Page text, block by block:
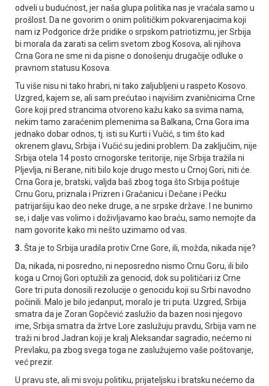
odveli u budućnost, jer naša glupa politika nas je vraćala samo u
prošlost. Da ne govorim o onim političkim pokvarenjacima koji
nam iz Podgorice drže pridike o srpskom patriotizmu, jer Srbija
bi morala da zarati sa celim svetom zbog Kosova, ali njihova
Crna Gora ne sme ni da pisne o donošenju drugačije odluke o
pravnom statusu Kosova.
Tu više nisu ni tako hrabri, ni tako zaljubljeni u raspeto Kosovo.
Uzgred, kajem se, ali sam prećutao i najvišim zvaničnicima Crne
Gore koji pred strancima otvoreno kažu kako sa svima nama,
nekim tamo zaraćenim plemenima sa Balkana, Crna Gora ima
jednako dobar odnos, tj. isti su Kurti i Vučić, s tim što kad
okrenem glavu, Srbija i Vučić su jedini problem. Da zaključim, nije
Srbija otela 14 posto crnogorske teritorije, nije Srbija tražila ni
Pljevlja, ni Berane, niti bilo koje drugo mesto u Crnoj Gori, niti će.
Crna Gora je, bratski, valjda baš zbog toga što Srbija poštuje
Crnu Goru, priznala i Prizren i Gračanicu i Dečane i Pećku
patrijaršiju kao deo neke druge, a ne srpske države. I ne bunimo
se, i dalje vas volimo i doživljavamo kao braću, samo nemojte da
nam govorite kako mi nešto uzimamo od vas.
3. Šta je to Srbija uradila protiv Crne Gore, ili, možda, nikada nije?
Da, nikada, ni posredno, ni neposredno nismo Crnu Goru, ili bilo
koga u Crnoj Gori optužili za genocid, dok su političari iz Crne
Gore tri puta donosili rezolucije o genocidu koji su Srbi navodno
počinili. Malo je bilo jedanput, moralo je tri puta. Uzgred, Srbija
smatra da je Zoran Gopčević zaslužio da bazen nosi njegovo
ime, Srbija smatra da žrtve Lore zaslužuju pravdu, Srbija vam ne
traži ni brod Јadran koji je kralj Aleksandar sagradio, nećemo ni
Prevlaku, pa zbog svega toga ne zaslužujemo vaše poštovanje,
već prezir.
U pravu ste, ali mi svoju politiku, prijateljsku i bratsku nećemo da